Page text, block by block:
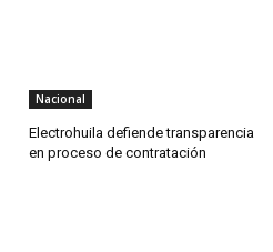
Nacional
Electrohuila defiende transparencia
en proceso de contratación